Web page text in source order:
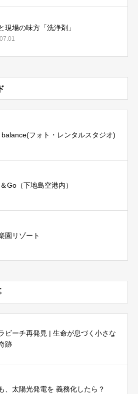
現場の味方「洗浄剤」
フォト・レンタルスタジオ)
Go（下地島空港内）
園リゾート
ビーチ再発見 | 生命が息づく小さな
跡
、太陽光発電を 義務化したら？